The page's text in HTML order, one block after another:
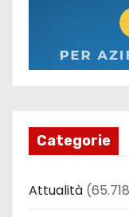
Categorie
Attualità